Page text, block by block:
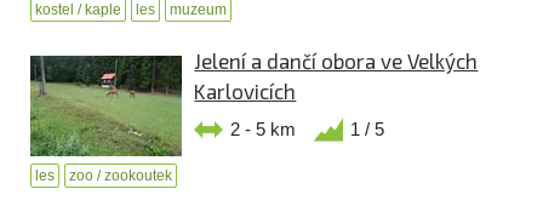
kostel / kaple les muzeum
Jelení a dančí obora ve Velkých
Karlovicích
2 - 5 km 1 / 5
les zoo / zookoutek